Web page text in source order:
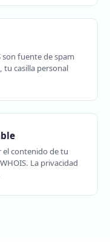
son fuente de spam
tu casilla personal
el contenido de tu
La privacidad